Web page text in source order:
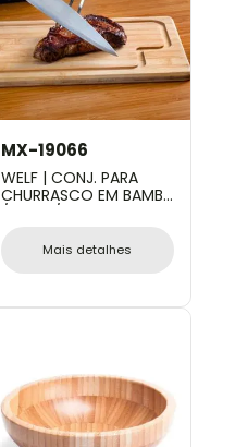
MX-19066
WELF | CONJ. PARA
CHURRASCO EM BAMBU
/ INOX / MADEIRA - 3
Mais detalhes